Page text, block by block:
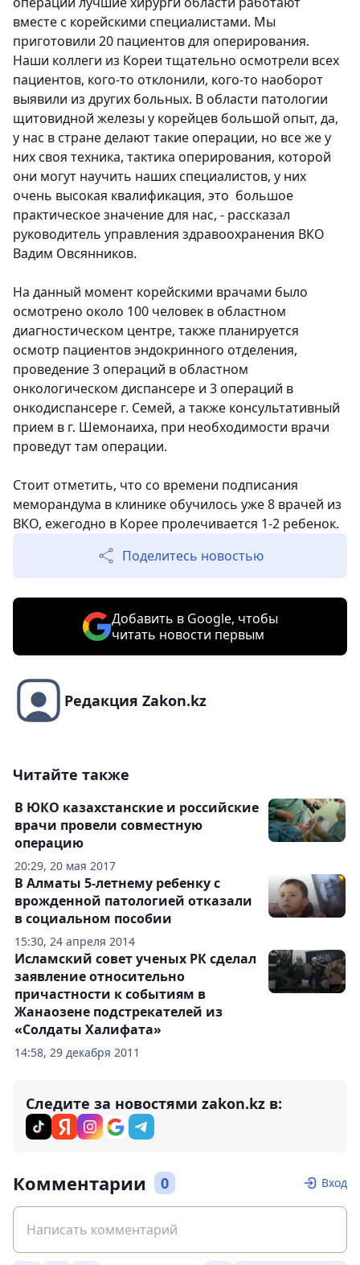
вместе с корейскими специалистами. Мы
приготовили 20 пациентов для оперирования.
Наши коллеги из Кореи тщательно осмотрели всех
пациентов, кого-то отклонили, кого-то наоборот
выявили из других больных. В области патологии
щитовидной железы у корейцев большой опыт, да,
у нас в стране делают такие операции, но все же у
них своя техника, тактика оперирования, которой
они могут научить наших специалистов, у них
очень высокая квалификация, это большое
практическое значение для нас, - рассказал
руководитель управления здравоохранения ВКО
Вадим Овсянников.
На данный момент корейскими врачами было
осмотрено около 100 человек в областном
диагностическом центре, также планируется
осмотр пациентов эндокринного отделения,
проведение 3 операций в областном
онкологическом диспансере и 3 операций в
онкодиспансере г. Семей, а также консультативный
прием в г. Шемонаиха, при необходимости врачи
проведут там операции.
Стоит отметить, что со времени подписания
меморандума в клинике обучилось уже 8 врачей из
ВКО, ежегодно в Корее пролечивается 1-2 ребенок.
Поделитесь новостью
Добавить в Google, чтобы
читать новости первым
Редакция Zakon.kz
Читайте также
20:29, 20 мая 2017
В ЮКО казахстанские и российские
врачи провели совместную
операцию
15:30, 24 апреля 2014
В Алматы 5-летнему ребенку с
врожденной патологией отказали
в социальном пособии
14:58, 29 декабря 2011
Исламский совет ученых РК сделал
заявление относительно
причастности к событиям в
Жанаозене подстрекателей из
«Солдаты Халифата»
Следите за новостями zakon.kz в:
Комментарии 0 Вход